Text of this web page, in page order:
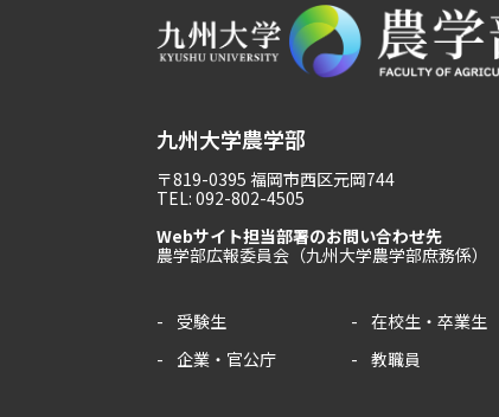
九州大学農学部
〒819-0395 福岡市西区元岡744
TEL: 092-802-4505
Webサイト担当部署のお問い合わせ先
農学部広報委員会（九州大学農学部庶務係）
受験生
在校生・卒業生
企業・官公庁
教職員